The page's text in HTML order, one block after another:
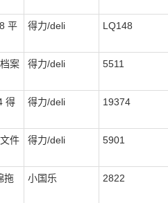
平
得力/deli LQ148
案
得力/deli 5511
得
得力/deli 19374
件
得力/deli 5901
拖
小国乐 2822